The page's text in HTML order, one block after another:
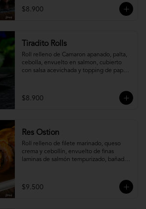
$8.900
Tiradito Rolls
Roll relleno de Camaron apanado, palta,
cebolla, envuelto en salmon, cubierto
con salsa acevichada y topping de papa
$8.900
Res Ostion
Roll relleno de filete marinado, queso
crema y cebollín, envuelto de finas
laminas de salmón tempurizado, bañada
$9.500